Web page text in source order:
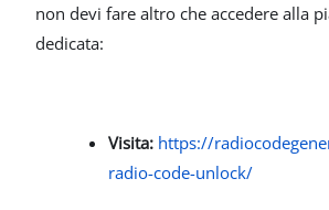
non devi fare altro che accedere alla
dedicata:
Visita: https://
radio-code-unlock/